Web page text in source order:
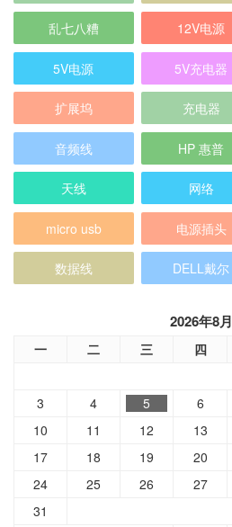
乱七八糟 12V电源
5V电源 5V充电器
扩展坞 充电器
音频线 HP 惠普
天线 网络
micro usb 电源插头
数据线 DELL戴尔
2026年8月
一 二 三 四
3
4 5 6
10
11 12 13
17
18 19 20
24
25 26 27
31